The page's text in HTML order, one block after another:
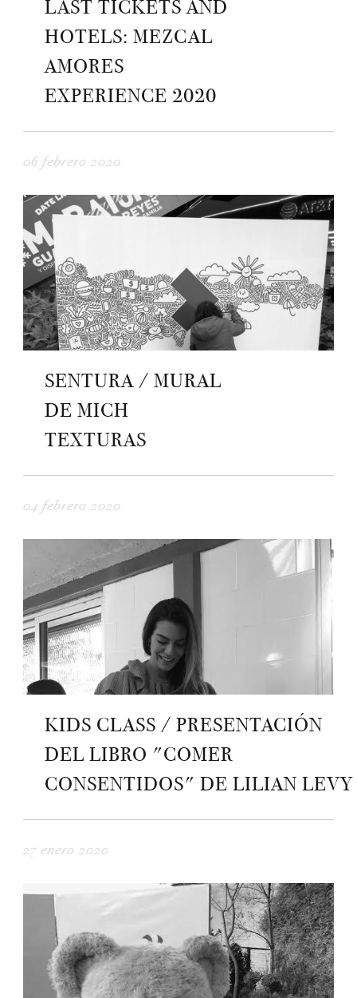
LAST TICKETS AND
HOTELS: MEZCAL
AMORES
EXPERIENCE 2020
06 febrero 2020
SENTURA / MURAL
DE MICH
TEXTURAS
04 febrero 2020
KIDS CLASS / PRESENTACIÓN
DEL LIBRO "COMER
CONSENTIDOS" DE LILIAN LEVY
27 enero 2020